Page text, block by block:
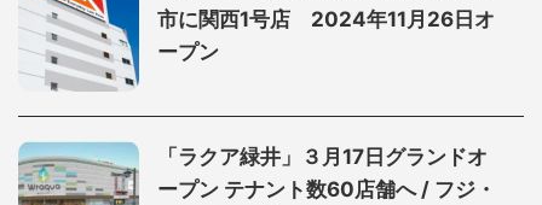
市に関西1号店 2024年11月26日オ
ープン
「ラクア緑井」３月17日グランドオ
ープン テナント数60店舗へ / フジ・